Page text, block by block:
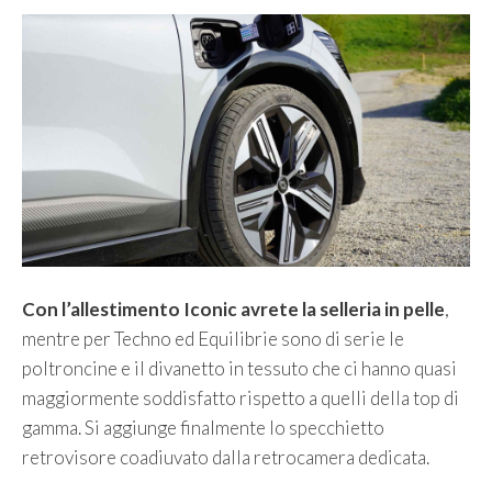
Con l’allestimento Iconic avrete la selleria in pelle,
mentre per Techno ed Equilibrie sono di serie le
poltroncine e il divanetto in tessuto che ci hanno quasi
maggiormente soddisfatto rispetto a quelli della top di
gamma. Si aggiunge finalmente lo specchietto
retrovisore coadiuvato dalla retrocamera dedicata.